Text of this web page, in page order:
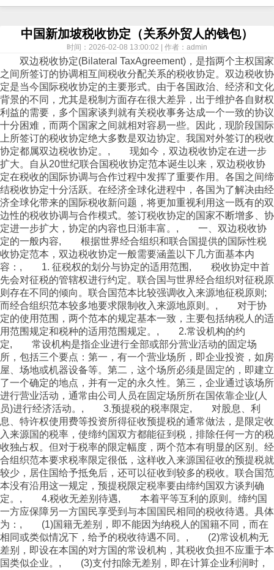
中国新加坡税收协定（关系外贸人的钱包）
时间：2026-02-08 13:00:02 | 作者：admin
双边税收协定(Bilateral TaxAgreement)，是指两个主权国家
之间所签订的协调相互间税收分配关系的税收协定。双边税收协
定是当今国际税收协定的主要形式。由于各国政治、经济和文化
背景的不同，尤其是税制方面存在很大差异，出于维护各自财权
利益的需要，多个国家谈判就有关税收事务达成一个一致的协议
十分困难，而两个国家之间就相对容易一些。因此，现阶段国际
上所签订的税收协定绝大多数是双边协定。我国对外签订的税收
协定都属双边税收协定。, 现如今，双边税收协定在进一步
扩大。自从20世纪联合国税收协定范本诞生以来，双边税收协
定在税收的国际协调与合作过程中发挥了重要作用。各国之间缔
结税收协定十分活跃。在经济全球化进程中，各国为了解决由经
济全球化带来的国际税收新问题，将更加重视利用这一既有的双
边性的税收协调与合作模式。签订税收协定的国家不断增多、协
定进一步扩大，协定的内容也日渐丰富。, 一、双边税收协
定的一般内容, 根据世界经合组织和联合国提供的国际性税
收协定范本，双边税收协定一般需要涵盖以下几方面基本内
容：, 1. 征税权的划分与协定的适用范围, 税收协定中首
先会对征税的管辖权进行约定。联合国与世界经合组织对征税原
则存在不同的倾向。联合国范本比较强调收入来源地征税原则;
而经合组织范本较多地要求限制收入来源地原则。, 对于协
定的使用范围，两个范本的规定基本一致，主要包括纳税人的适
用范围规定和税种的适用范围规定。, 2.常设机构的约
定, 常设机构是指企业进行全部或部分营业活动的固定场
所，包括三个要点：第一，有一个营业场所，即企业投资，如房
屋、场地或机器设备等。第二，这个场所必须是固定的，即建立
了一个确定的地点，并有一定的永久性。第三，企业通过该场所
进行营业活动，通常由公司人员在固定场所所在国依靠企业(人
员)进行经济活动。, 3.预提税的税率限定, 对股息、利
息、特许权使用费等投资所得征收预提税的通常做法，是限定收
入来源国的税率，使缔约国双方都能征到税，排除任何一方的税
收独占权。但对于税率的限定幅度，两个范本有明显的区别。经
合组织范本要求税率限定很低，这样收入来源国征收的预提税就
较少，居住国给予抵免后，还可以征收到较多的税收。联合国范
本没有沿用这一规定，预提税限定税率要由缔约国双方谈判确
定。, 4.税收无差别待遇, 本着平等互利的原则。缔约国
一方应保障另一方国民享受到与本国国民相同的税收待遇。具体
为：, (1)国籍无差别，即不能因为纳税人的国籍不同，而在
相同或类似情况下，给予的税收待遇不同。, (2)常设机构无
差别，即设在本国的对方国的常设机构，其税收负担不应重于本
国类似企业。, (3)支付扣除无差别，即在计算企业利润时，